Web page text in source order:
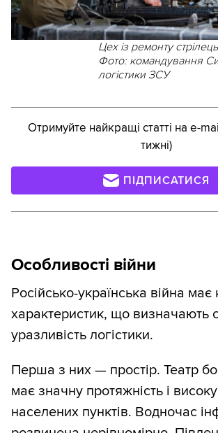
Цех із ремонту
Фото: командування
логістики ЗСУ
Отримуйте найкращі статті на e-
тижні)
ПІДПИСАТИСЯ
Особливості війни
Російсько-українська війна має
характеристик, що визначають
уразливість логістики.
Перша з них — простір. Театр
має значну протяжність і
населених пунктів. Водночас